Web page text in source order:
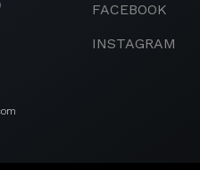
FACEBOOK
INSTAGRAM